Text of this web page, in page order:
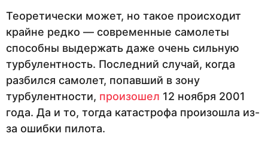
Теоретически может, но такое происходит
крайне редко — современные самолеты
способны выдержать даже очень сильную
турбулентность. Последний случай, когда
разбился самолет, попавший в зону
турбулентности, произошел 12 ноября 2001
года. Да и то, тогда катастрофа произошла из-
за ошибки пилота.